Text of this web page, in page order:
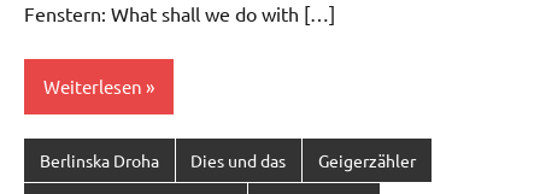
Fenstern: What shall we do with […]
Weiterlesen
Berlinska Droha Dies und das Geigerzähler